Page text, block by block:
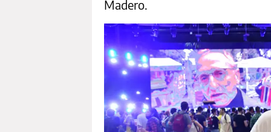
Madero.